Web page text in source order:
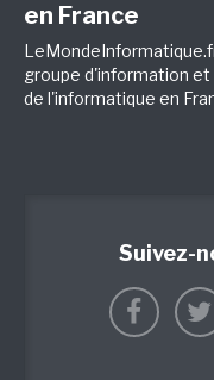
en France
groupe d'information
de l'informatique en
Suivez-